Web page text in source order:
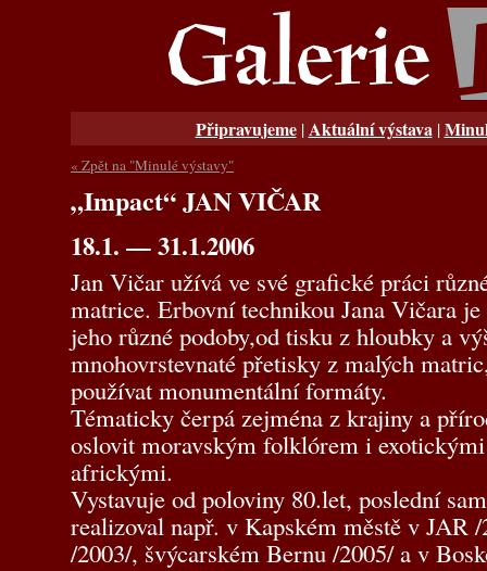
Připravujeme|Aktuální výstava |
« Zpět na "Minulé výstavy"
„Impact“ JAN VIČAR
18.1. — 31.1.2006
Jan Vičar užívá ve své grafické práci
matrice. Erbovní technikou Jana Vičara
jeho různé podoby,od tisku z hloubky a
mnohovrstevnaté přetisky z malých
používat monumentální formáty.
Tématicky čerpá zejména z krajiny a
oslovit moravským folklórem i
africkými.
Vystavuje od poloviny 80.let, poslední
realizoval např. v Kapském městě v JAR
/2003/, švýcarském Bernu /2005/ a v